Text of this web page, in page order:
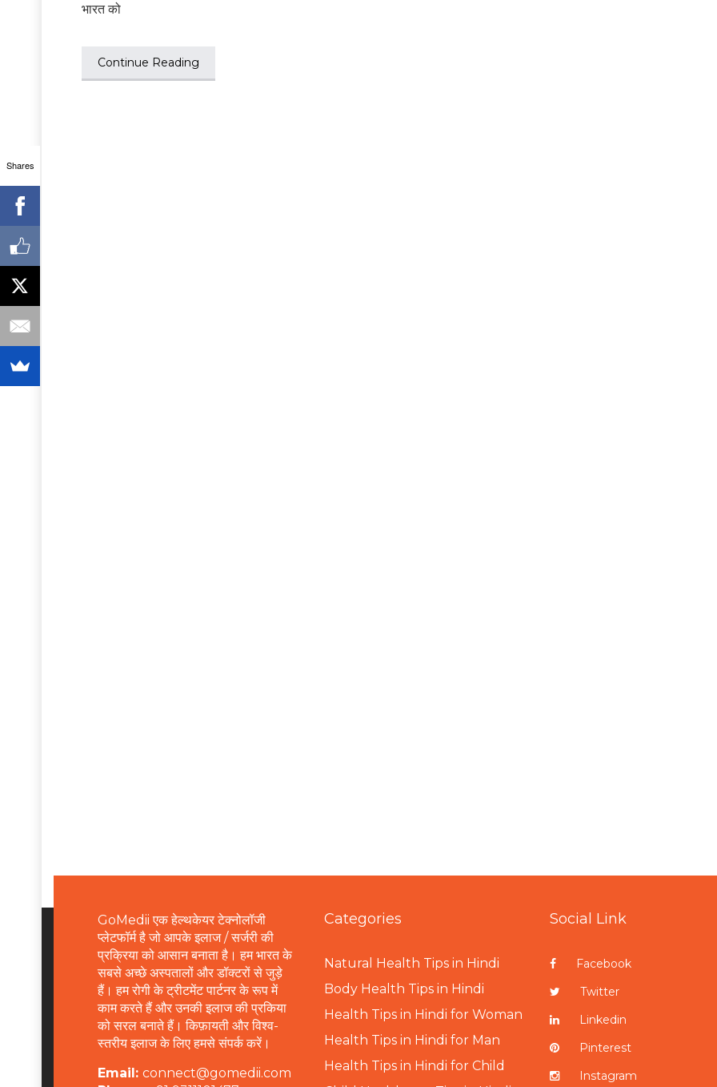
भारत को
Continue Reading
GoMedii एक हेल्थकेयर टेक्नोलॉजी
प्लेटफॉर्म है जो आपके इलाज / सर्जरी की
प्रक्रिया को आसान बनाता है। हम भारत के
सबसे अच्छे अस्पतालों और डॉक्टरों से जुड़े
हैं। हम रोगी के ट्रीटमेंट पार्टनर के रूप में
काम करते हैं और उनकी इलाज की प्रकिया
को सरल बनाते हैं। किफ़ायती और विश्व-
स्तरीय इलाज के लिए हमसे संपर्क करें।
Email: connect@gomedii.com
Categories
Natural Health Tips in Hindi
Body Health Tips in Hindi
Health Tips in Hindi for Woman
Health Tips in Hindi for Man
Health Tips in Hindi for Child
Social Link
Facebook
Twitter
Linkedin
Pinterest
Instagram
Shares